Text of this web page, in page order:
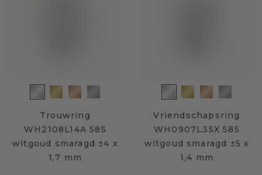
Trouwring
WH2108L14A 585
witgoud smaragd ±4 x
1,7 mm
Vriendschapsring
WH0907L35X 585
witgoud smaragd ±5 x
1,4 mm